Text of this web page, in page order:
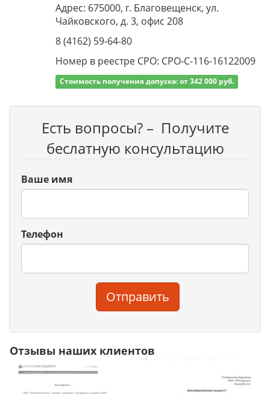
Адрес: 675000, г. Благовещенск, ул.
Чайковского, д. 3, офис 208
8 (4162) 59-64-80
Номер в реестре СРО: СРО-С-116-16122009
Стоимость получения допуска: от 342 000 руб.
Есть вопросы? – Получите
беслатную консультацию
Ваше имя
Телефон
Отправить
Отзывы наших клиентов